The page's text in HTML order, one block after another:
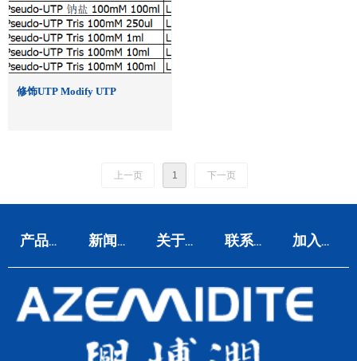
修饰UTP Modify UTP
上一页 1 下一页
产品与服务 新闻中心 关于我们 联系我们 加入兴博润